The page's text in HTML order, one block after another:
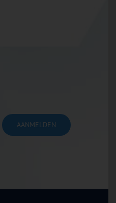
AANMELDEN